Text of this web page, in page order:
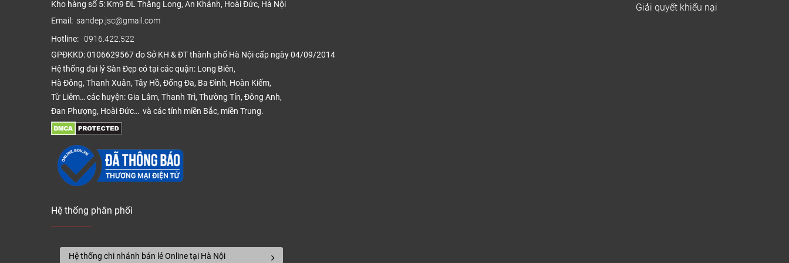
phong cách thiết kế nội thất. Khách hàng dễ dàng lựa chọn được ván sàn phù hợp yêu thích khi nhìn thấy mẫu mã
Kho hàng số 5: Km9 ĐL Thăng Long, An Khánh, Hoài Đức, Hà Nội
Email: sandep.jsc@gmail.com
Hotline: 0916.422.522
GPĐKKD: 0106629567 do Sở KH & ĐT thành phố Hà Nội cấp ngày 04/09/2014
Hệ thống đại lý Sàn Đẹp có tại các quận: Long Biên,
Hà Đông, Thanh Xuân, Tây Hồ, Đống Đa, Ba Đình, Hoàn Kiếm,
Từ Liêm… các huyện: Gia Lâm, Thanh Trì, Thường Tín, Đông Anh,
Đan Phượng, Hoài Đức… và các tỉnh miền Bắc, miền Trung.
Giải quyết khiếu nại
Hệ thống phân phối
Hệ thống chi nhánh bán lẻ Online tại Hà Nội